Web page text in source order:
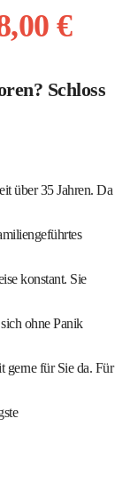
€
Schloss
über 35 Jahren. Da
konstant. Sie
ohne Panik
gerne für Sie da. Für